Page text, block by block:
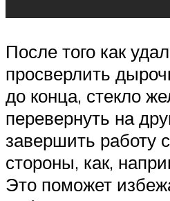
После того как
просверлить
до конца, стекло
перевернуть на
завершить работу
стороны, как,
Это поможет